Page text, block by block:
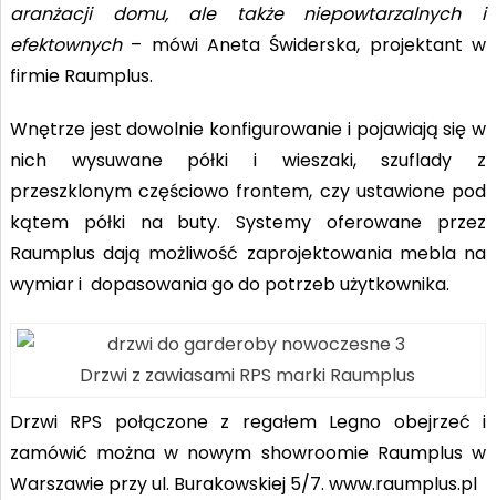
aranżacji domu, ale także niepowtarzalnych i
efektownych– mówi Aneta Świderska, projektant w
firmie Raumplus.
Wnętrze jest dowolnie konfigurowanie i pojawiają się w
nich wysuwane półki i wieszaki, szuflady z
przeszklonym częściowo frontem, czy ustawione pod
kątem półki na buty. Systemy oferowane przez
Raumplus dają możliwość zaprojektowania mebla na
wymiar i dopasowania go do potrzeb użytkownika.
Drzwi z zawiasami RPS marki Raumplus
Drzwi RPS połączone z regałem Legno obejrzeć i
zamówić można w nowym showroomie Raumplus w
Warszawie przy ul. Burakowskiej 5/7. www.raumplus.pl